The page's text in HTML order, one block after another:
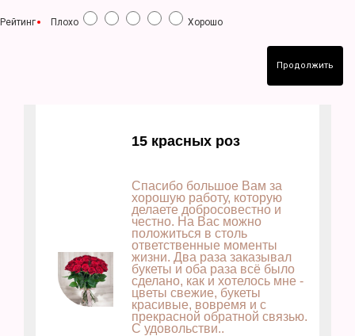
Рейтинг Плохо Хорошо
Продолжить
15 красных роз
Спасибо большое Вам за
хорошую работу, которую
делаете добросовестно и
честно. На Вас можно
положиться в столь
ответственные моменты
жизни. Два раза заказывал
букеты и оба раза всё было
сделано, как и хотелось мне -
цветы свежие, букеты
красивые, вовремя и с
прекрасной обратной связью.
С удовольстви..